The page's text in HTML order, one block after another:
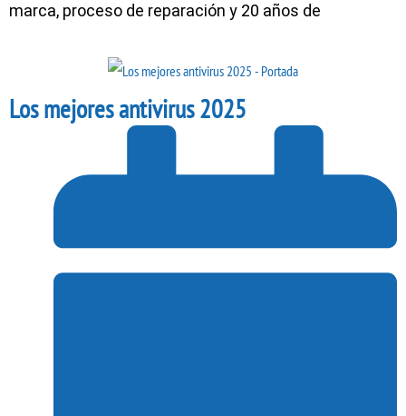
marca, proceso de reparación y 20 años de
Los mejores antivirus 2025